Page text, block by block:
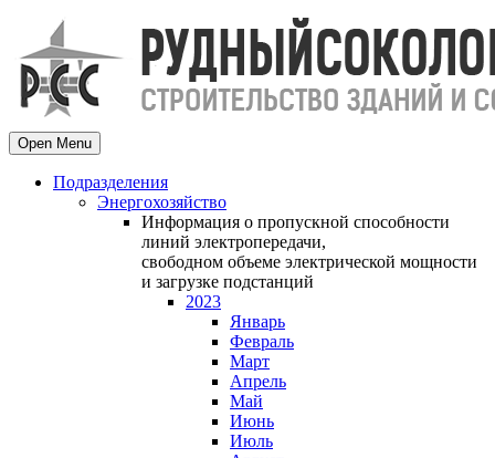
Open Menu
Подразделения
Энергохозяйство
Информация о пропускной способности
линий электропередачи,
свободном объеме электрической мощности
и загрузке подстанций
2023
Январь
Февраль
Март
Апрель
Май
Июнь
Июль